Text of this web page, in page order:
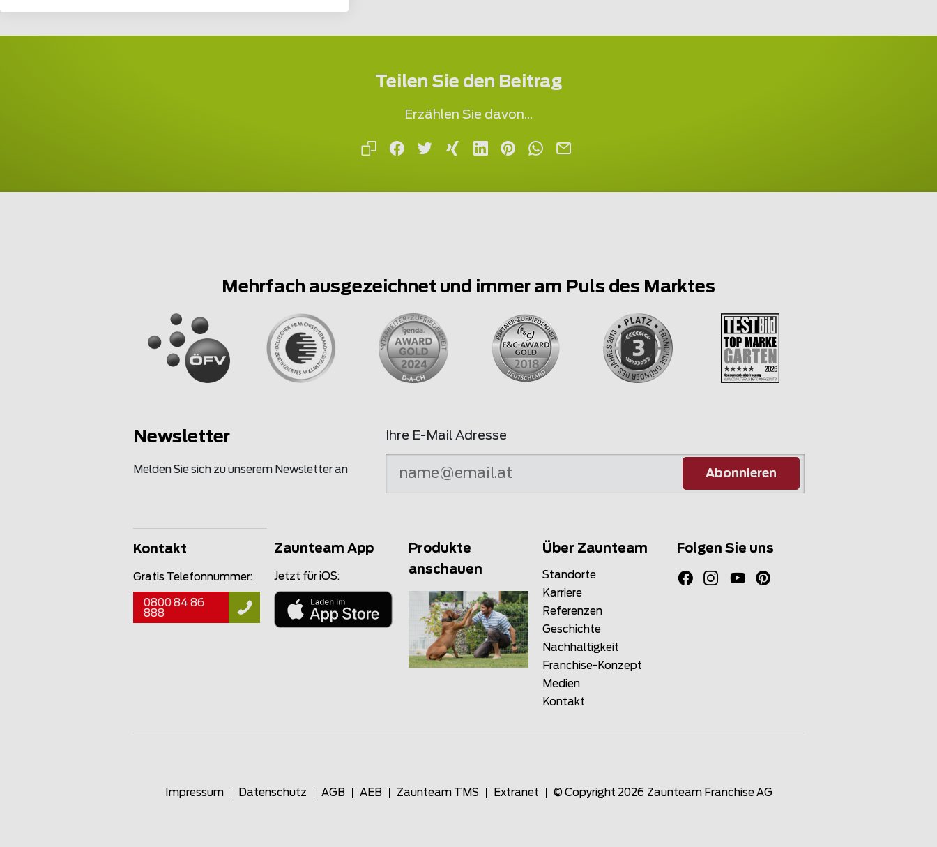
Teilen Sie den Beitrag
Erzählen Sie davon...
Mehrfach ausgezeichnet und immer am Puls des Marktes
Newsletter
Melden Sie sich zu unserem Newsletter an
Ihre E-Mail Adresse
Abonnieren
Kontakt
Gratis Telefonnummer:
0800 84 86
888
Zaunteam App
Jetzt für iOS:
Produkte
anschauen
Über Zaunteam
Standorte
Karriere
Referenzen
Geschichte
Nachhaltigkeit
Franchise-Konzept
Medien
Kontakt
Folgen Sie uns
Impressum Datenschutz AGB AEB Zaunteam TMS Extranet © Copyright 2026 Zaunteam Franchise AG